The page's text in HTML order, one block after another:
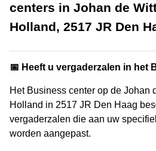
centers in Johan de
Holland, 2517 JR Den
📅 Heeft u vergaderzalen in het
Het Business center op de Johan
Holland in 2517 JR Den Haag
vergaderzalen die aan uw
worden aangepast.